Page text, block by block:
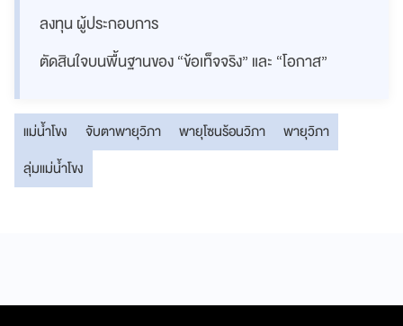
ลงทุน ผู้ประกอบการ
ตัดสินใจบนพื้นฐานของ “ข้อเท็จจริง” และ “โอกาส”
แม่น้ำโขง จับตาพายุวิภา พายุโซนร้อนวิภา
พายุวิภา
ลุ่มแม่น้ำโขง